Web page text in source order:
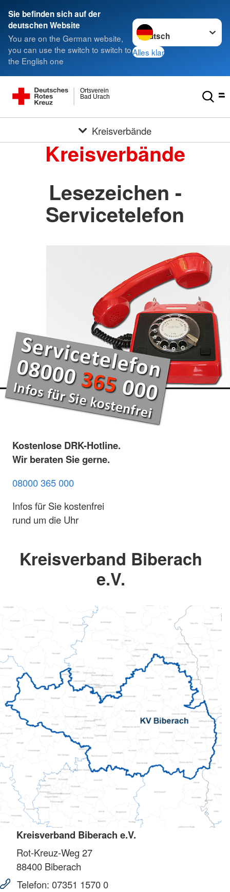
Sie befinden sich auf der
deutschen Website
You are on the German website,
you can use the switch to switch to
the English one
Sprache wechseln zu
Alles klar
Bad Urach
Ortsverein
Kreisverbände
Kreisverbände
Lesezeichen -
Servicetelefon
Kostenlose DRK-Hotline.
Wir beraten Sie gerne.
08000 365 000
Infos für Sie kostenfrei
rund um die Uhr
Kreisverband Biberach
e.V.
Kreisverband Biberach e.V.
Rot-Kreuz-Weg 27
88400 Biberach
Telefon: 07351 1570 0